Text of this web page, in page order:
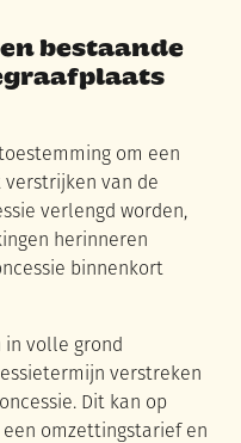
bestaande
om een
verstrijken van de
verlengd worden,
herinneren
binnenkort
in volle grond
verstreken
Dit kan op
omzettingstarief en